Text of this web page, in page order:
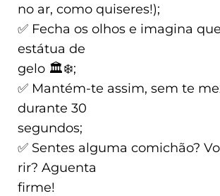
no ar, como quiseres!);
✅ Fecha os olhos e imagina
estátua de
gelo 🏛️❄️;
✅ Mantém-te assim, sem te
durante 30
segundos;
✅ Sentes alguma comichão?
rir? Aguenta
firme!